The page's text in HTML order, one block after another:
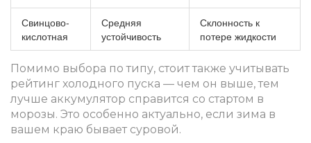
Свинцово-
кислотная
Средняя
устойчивость
Склонность к
потере жидкости
Помимо выбора по типу, стоит также учитывать
рейтинг холодного пуска — чем он выше, тем
лучше аккумулятор справится со стартом в
морозы. Это особенно актуально, если зима в
вашем краю бывает суровой.